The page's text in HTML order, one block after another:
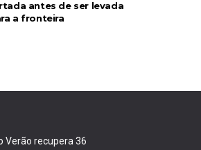
antes de ser levada
a fronteira
Verão recupera 36